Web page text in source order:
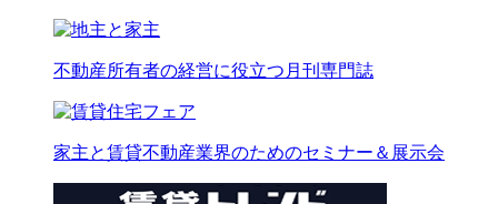
不動産所有者の経営に役立つ月刊専門誌
家主と賃貸不動産業界のためのセミナー＆展示会